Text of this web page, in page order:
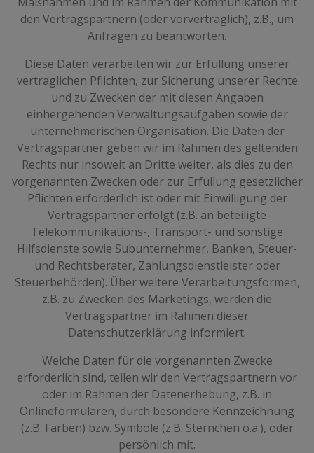
den Vertragspartnern (oder vorvertraglich), z.B., um
Anfragen zu beantworten.
Diese Daten verarbeiten wir zur Erfüllung unserer
vertraglichen Pflichten, zur Sicherung unserer Rechte
und zu Zwecken der mit diesen Angaben
einhergehenden Verwaltungsaufgaben sowie der
unternehmerischen Organisation. Die Daten der
Vertragspartner geben wir im Rahmen des geltenden
Rechts nur insoweit an Dritte weiter, als dies zu den
vorgenannten Zwecken oder zur Erfüllung gesetzlicher
Pflichten erforderlich ist oder mit Einwilligung der
Vertragspartner erfolgt (z.B. an beteiligte
Telekommunikations-, Transport- und sonstige
Hilfsdienste sowie Subunternehmer, Banken, Steuer-
und Rechtsberater, Zahlungsdienstleister oder
Steuerbehörden). Über weitere Verarbeitungsformen,
z.B. zu Zwecken des Marketings, werden die
Vertragspartner im Rahmen dieser
Datenschutzerklärung informiert.
Welche Daten für die vorgenannten Zwecke
erforderlich sind, teilen wir den Vertragspartnern vor
oder im Rahmen der Datenerhebung, z.B. in
Onlineformularen, durch besondere Kennzeichnung
(z.B. Farben) bzw. Symbole (z.B. Sternchen o.ä.), oder
persönlich mit.